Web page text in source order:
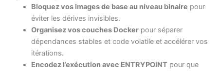
Bloquez vos images de base au niveau binaire pour
éviter les dérives invisibles.
Organisez vos couches Dockerpour séparer
dépendances stables et code volatile et accélérer vos
itérations.
Encodez l’exécution avec ENTRYPOINTpour que